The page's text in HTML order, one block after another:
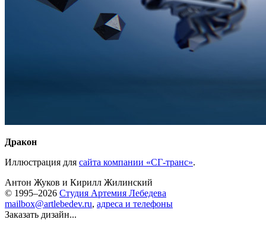
Дракон
Иллюстрация для сайта компании «СГ-транс».
Антон Жуков и Кирилл Жилинский
© 1995–2026 Студия Артемия Лебедева
mailbox@artlebedev.ru, адреса и телефоны
Заказать дизайн...